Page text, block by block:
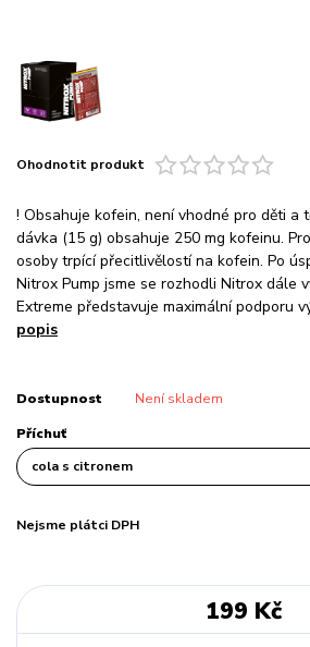
Ohodnotit produkt
! Obsahuje kofein, není vhodné pro děti a
dávka (15 g) obsahuje 250 mg kofeinu.
osoby trpící přecitlivělostí na kofein. Po
Nitrox Pump jsme se rozhodli Nitrox dále
Extreme představuje maximální podporu
popis
Dostupnost Není skladem
Příchuť
Nejsme plátci DPH
199 Kč